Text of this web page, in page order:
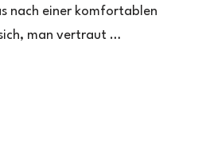
nach einer komfortablen
man vertraut …